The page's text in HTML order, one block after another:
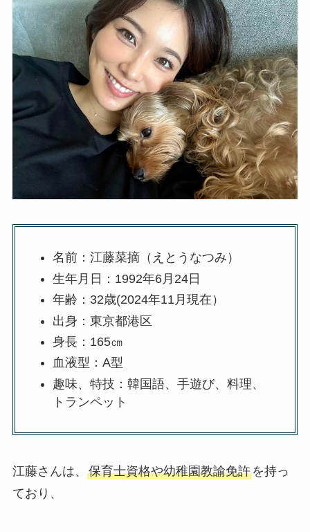
名前：江藤菜摘（えとうなつみ）
生年月日：1992年6月24日
年齢：32歳(2024年11月現在）
出身：東京都港区
身長：165㎝
血液型：A型
趣味、特技：韓国語、手遊び、料理、
トランペット
江藤さんは、 保育士資格や幼稚園教諭免許を持っ
ており、